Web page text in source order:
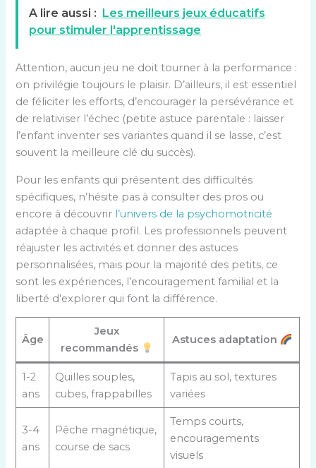
A lire aussi : Les meilleurs jeux éducatifs
pour stimuler l'apprentissage
Attention, aucun jeu ne doit tourner à la performance :
on privilégie toujours le plaisir. D’ailleurs, il est essentiel
de féliciter les efforts, d’encourager la persévérance et
de relativiser l’échec (petite astuce parentale : laisser
l’enfant inventer ses variantes quand il se lasse, c’est
souvent la meilleure clé du succès).
Pour les enfants qui présentent des difficultés
spécifiques, n’hésite pas à consulter des pros ou
encore à découvrir l’univers de la psychomotricité
adaptée à chaque profil. Les professionnels peuvent
réajuster les activités et donner des astuces
personnalisées, mais pour la majorité des petits, ce
sont les expériences, l’encouragement familial et la
liberté d’explorer qui font la différence.
Âge
Jeux
recommandés
Astuces adaptation
1-2
ans
Quilles souples,
cubes, frappabilles
Tapis au sol, textures
variées
3-4
ans
Pêche magnétique,
course de sacs
Temps courts,
encouragements
visuels